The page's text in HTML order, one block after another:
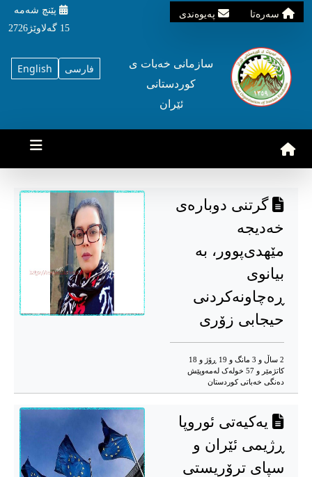
سه‌ره‌تا په‌یوه‌ندی
پێنچ شه‌مه‌
15 گه‌لاوێژ2726
English فارسی
سازمانی خه‌بات ی
کوردستانی
ئێران
گرتنی دوبارەی
خەدیجە
مێهدی‌پوور، بە
بیانوی
ڕەچاونەکردنی
حیجابی زۆری
2 ساڵ و 3 مانگ و 19 ڕۆژ و 18
کاتژمێر و 57 خوله‌ک له‌مه‌وپێش‌
دەنگی خەباتی کوردستان
یەکیەتی ئوروپا
ڕژیمی ئێران و
سپای ترۆریستی